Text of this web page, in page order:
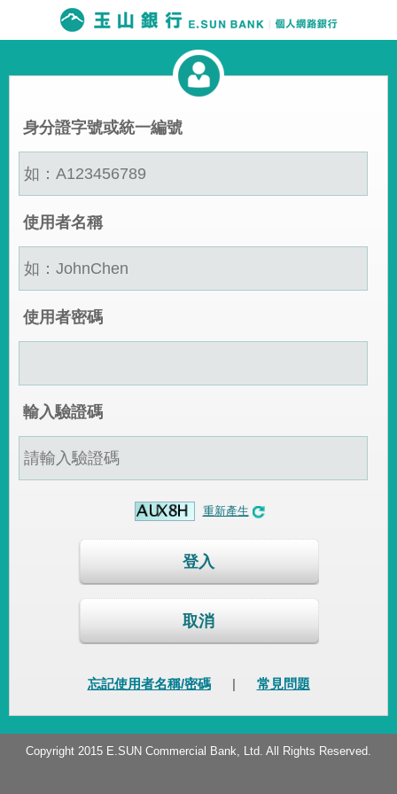
身分證字號或統一編號
使用者名稱
使用者密碼
輸入驗證碼
重新產生
登入
取消
忘記使用者名稱/密碼 | 常見問題
Copyright 2015 E.SUN Commercial Bank, Ltd. All Rights Reserved.